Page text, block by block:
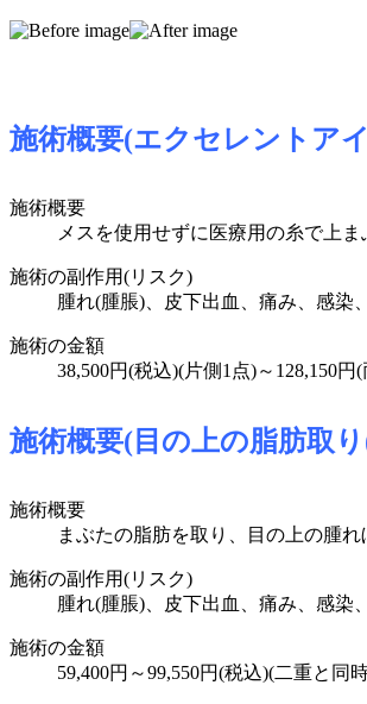
施術概要(エクセレントア
施術概要
メスを使用せずに医療用の糸で上
施術の副作用(リスク)
腫れ(腫脹)、皮下出血、痛み、感染
施術の金額
38,500円(税込)(片側1点)～128,150
施術概要(目の上の脂肪取
施術概要
まぶたの脂肪を取り、目の上の腫れ
施術の副作用(リスク)
腫れ(腫脹)、皮下出血、痛み、感染
施術の金額
59,400円～99,550円(税込)(二重と同